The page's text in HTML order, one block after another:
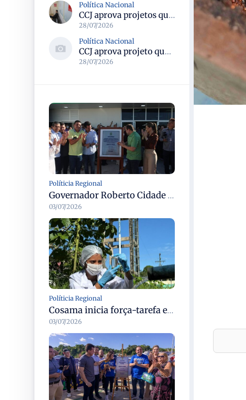
Política Nacional
CCJ aprova projetos que criam datas comemorativas e reconhecem Uberlândia como capital do paradesporto
28/07/2026
Política Nacional
CCJ aprova projeto que reconhece soldadinho-do-araripe como ave-símbolo da Chapada do Araripe
28/07/2026
Políticia Regional
Governador Roberto Cidade entrega readequação do ambulatório da FCecon e amplia capacidade de atendimento oncológico em Manaus
03/07/2026
Políticia Regional
Cosama inicia força-tarefa em Anamã para fortalecer abastecimento de água e segurança hídrica da população
03/07/2026